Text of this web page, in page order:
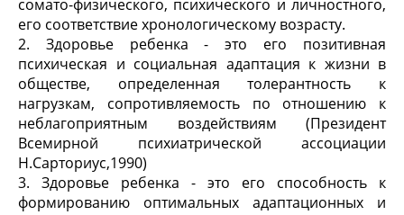
сомато-физического, психического и личностного,
его соответствие хронологическому возрасту.
2. Здоровье ребенка - это его позитивная
психическая и социальная адаптация к жизни в
обществе, определенная толерантность к
нагрузкам, сопротивляемость по отношению к
неблагоприятным воздействиям (Президент
Всемирной психиатрической ассоциации
Н.Сарториус,1990)
3. Здоровье ребенка - это его способность к
формированию оптимальных адаптационных и